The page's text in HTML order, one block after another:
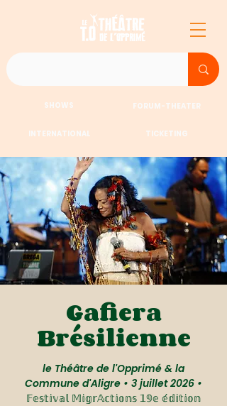
SHOWS FORUM-THEATER
INTERNATIONAL TICKETING
Gafiera
Brésilienne
le Théâtre de l'Opprimé & la
Commune d'Aligre • 3 juillet 2026 •
𝔽𝕖𝕤𝕥𝕚𝕧𝕒𝕝 𝕄𝕚𝕘𝕣𝔸𝕔𝕥𝕚𝕠𝕟𝕤 𝟙𝟡𝕖 𝕖́𝕕𝕚𝕥𝕚𝕠𝕟